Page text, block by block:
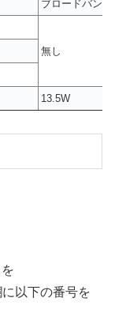
ブロードバン
無し
13.5W
以下の番号を